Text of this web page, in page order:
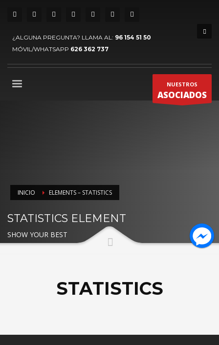
¿ALGUNA PREGUNTA? LLAMA AL: 96 154 51 50
MÓVIL/WHATSAPP 626 362 737
NUESTROS
ASOCIADOS
INICIO ELEMENTS – STATISTICS
STATISTICS ELEMENT
SHOW YOUR BEST
STATISTICS